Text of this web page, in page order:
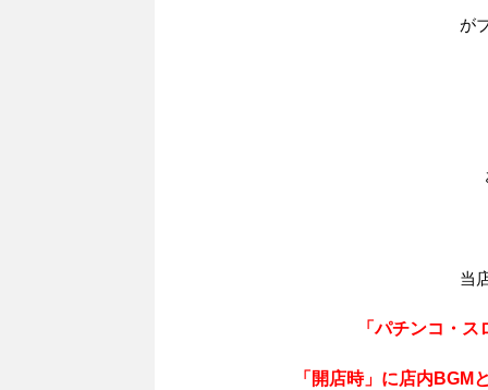
が
当
「パチンコ・
「開店時」に店内BGM